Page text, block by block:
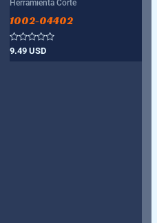
Herramienta Corte
1002-04402
Valorado
9.49 USD